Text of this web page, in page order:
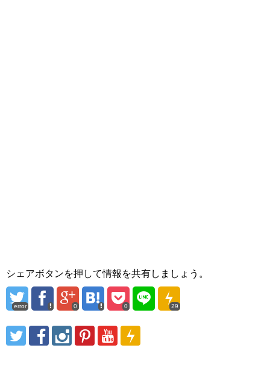
シェアボタンを押して情報を共有しましょう。
error 0 0 29